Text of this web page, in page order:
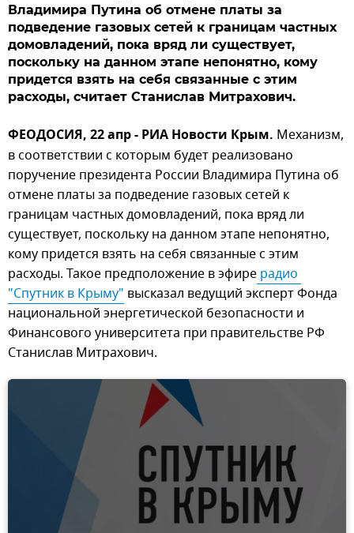
Владимира Путина об отмене платы за
подведение газовых сетей к границам частных
домовладений, пока вряд ли существует,
поскольку на данном этапе непонятно, кому
придется взять на себя связанные с этим
расходы, считает Станислав Митрахович.
ФЕОДОСИЯ, 22 апр - РИА Новости Крым. Механизм,
в соответствии с которым будет реализовано
поручение президента России Владимира Путина об
отмене платы за подведение газовых сетей к
границам частных домовладений, пока вряд ли
существует, поскольку на данном этапе непонятно,
кому придется взять на себя связанные с этим
расходы. Такое предположение в эфире радио
"Спутник в Крыму" высказал ведущий эксперт Фонда
национальной энергетической безопасности и
Финансового университета при правительстве РФ
Станислав Митрахович.